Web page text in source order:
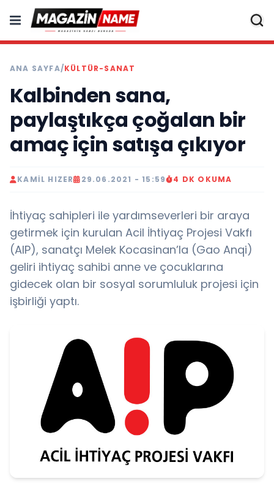
ANA SAYFA/KÜLTÜR-SANAT
Kalbinden sana,
paylaştıkça çoğalan bir
amaç için satışa çıkıyor
KAMIL HIZER 29.06.2021 - 15:59 4 DK OKUMA
İhtiyaç sahipleri ile yardımseverleri bir araya
getirmek için kurulan Acil İhtiyaç Projesi Vakfı
(AIP), sanatçı Melek Kocasinan’la (Gao Anqi)
geliri ihtiyaç sahibi anne ve çocuklarına
gidecek olan bir sosyal sorumluluk projesi için
işbirliği yaptı.